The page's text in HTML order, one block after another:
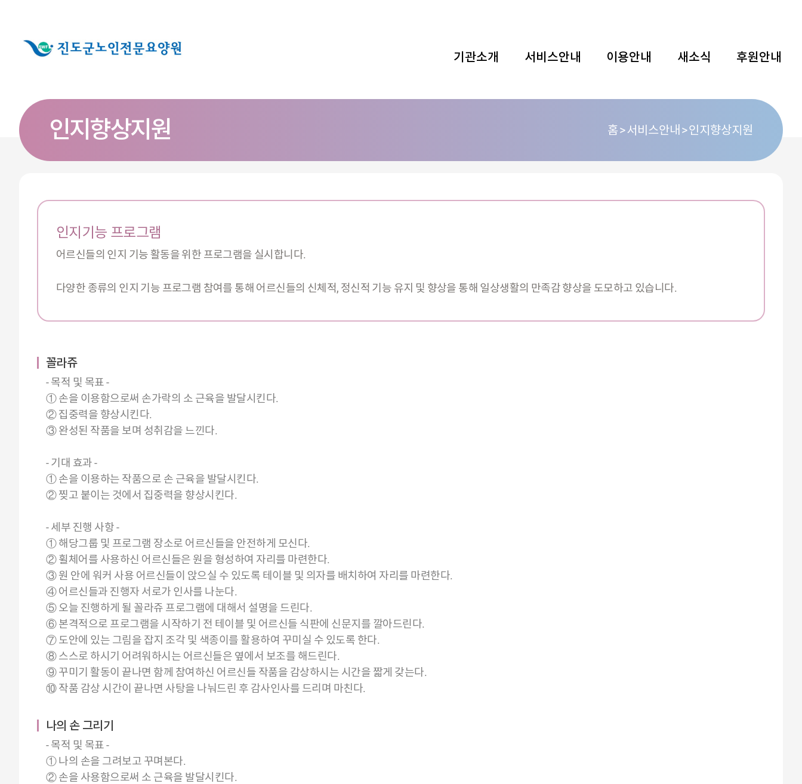
기관소개 서비스안내 이용안내 새소식 후원안내
인지향상지원 홈 서비스안내 인지향상지원
인지기능 프로그램
어르신들의 인지 기능 활동을 위한 프로그램을 실시합니다.
다양한 종류의 인지 기능 프로그램 참여를 통해 어르신들의 신체적, 정신적 기능 유지 및 향상을 통해 일상생활의 만족감 향상을 도모하고 있습니다.
꼴라쥬
- 목적 및 목표 -
① 손을 이용함으로써 손가락의 소 근육을 발달시킨다.
② 집중력을 향상시킨다.
③ 완성된 작품을 보며 성취감을 느낀다.
- 기대 효과 -
① 손을 이용하는 작품으로 손 근육을 발달시킨다.
② 찢고 붙이는 것에서 집중력을 향상시킨다.
- 세부 진행 사항 -
① 해당그룹 및 프로그램 장소로 어르신들을 안전하게 모신다.
② 휠체어를 사용하신 어르신들은 원을 형성하여 자리를 마련한다.
③ 원 안에 워커 사용 어르신들이 앉으실 수 있도록 테이블 및 의자를 배치하여 자리를 마련한다.
④ 어르신들과 진행자 서로가 인사를 나눈다.
⑤ 오늘 진행하게 될 꼴라쥬 프로그램에 대해서 설명을 드린다.
⑥ 본격적으로 프로그램을 시작하기 전 테이블 및 어르신들 식판에 신문지를 깔아드린다.
⑦ 도안에 있는 그림을 잡지 조각 및 색종이를 활용하여 꾸미실 수 있도록 한다.
⑧ 스스로 하시기 어려워하시는 어르신들은 옆에서 보조를 해드린다.
⑨ 꾸미기 활동이 끝나면 함께 참여하신 어르신들 작품을 감상하시는 시간을 짧게 갖는다.
⑩ 작품 감상 시간이 끝나면 사탕을 나눠드린 후 감사인사를 드리며 마친다.
나의 손 그리기
- 목적 및 목표 -
① 나의 손을 그려보고 꾸며본다.
② 손을 사용함으로써 소 근육을 발달시킨다.